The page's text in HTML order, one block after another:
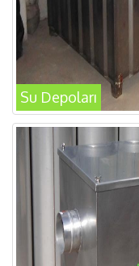
Su Depoları